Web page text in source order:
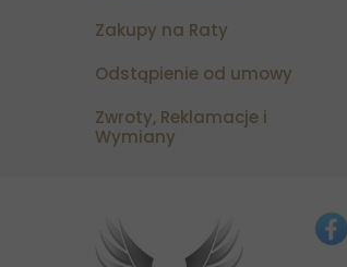
Zakupy na Raty
Odstąpienie od umowy
Zwroty, Reklamacje i
Wymiany